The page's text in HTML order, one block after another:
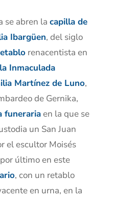
se abren la capilla de
Ibargüen, del siglo
renacentista en
Inmaculada
Martínez de Luno,
de Gernika,
funerariaen la que se
un San Juan
el escultor Moisés
último en este
, con un retablo
en urna, en la